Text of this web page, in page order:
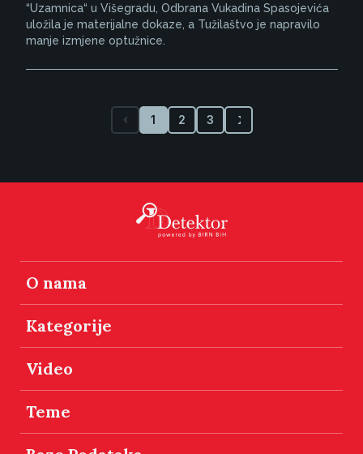
“Uzamnica“ u Višegradu, Odbrana Vukadina Spasojevića
uložila je materijalne dokaze, a Tužilaštvo je napravilo
manje izmjene optužnice.
1 2 3
O nama
Kategorije
Video
Teme